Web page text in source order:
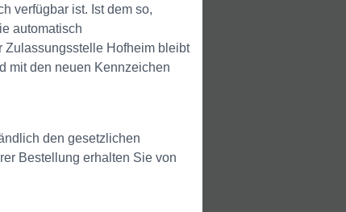
verfügbar ist. Ist dem so,
automatisch
Zulassungsstelle Hofheim bleibt
mit den neuen Kennzeichen
den gesetzlichen
Bestellung erhalten Sie von